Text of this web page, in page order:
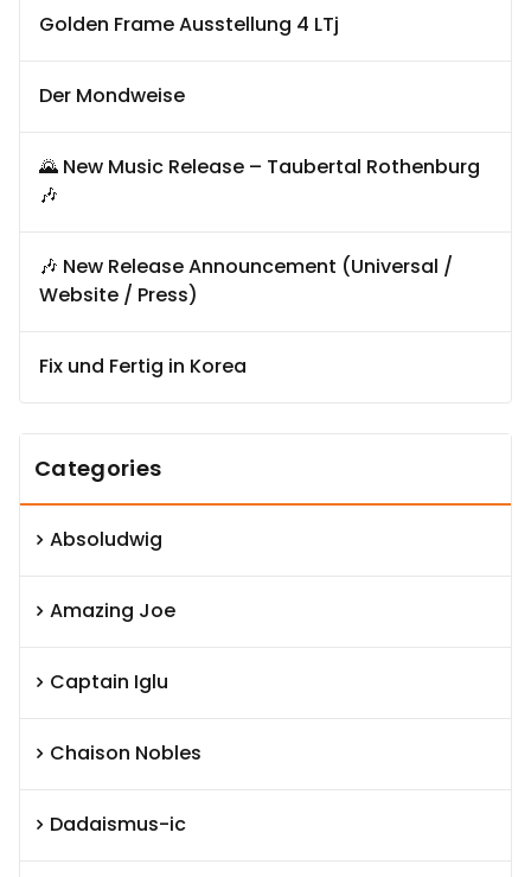
Golden Frame Ausstellung 4 LTj
Der Mondweise
🌄 New Music Release – Taubertal Rothenburg
🎶
🎶 New Release Announcement (Universal /
Website / Press)
Fix und Fertig in Korea
Categories
Absoludwig
Amazing Joe
Captain Iglu
Chaison Nobles
Dadaismus-ic